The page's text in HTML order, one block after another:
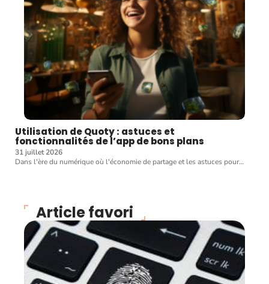
Utilisation de Quoty : astuces et
fonctionnalités de l’app de bons plans
31 juillet 2026
Dans l'ère du numérique où l'économie de partage et les astuces pour…
Article favori